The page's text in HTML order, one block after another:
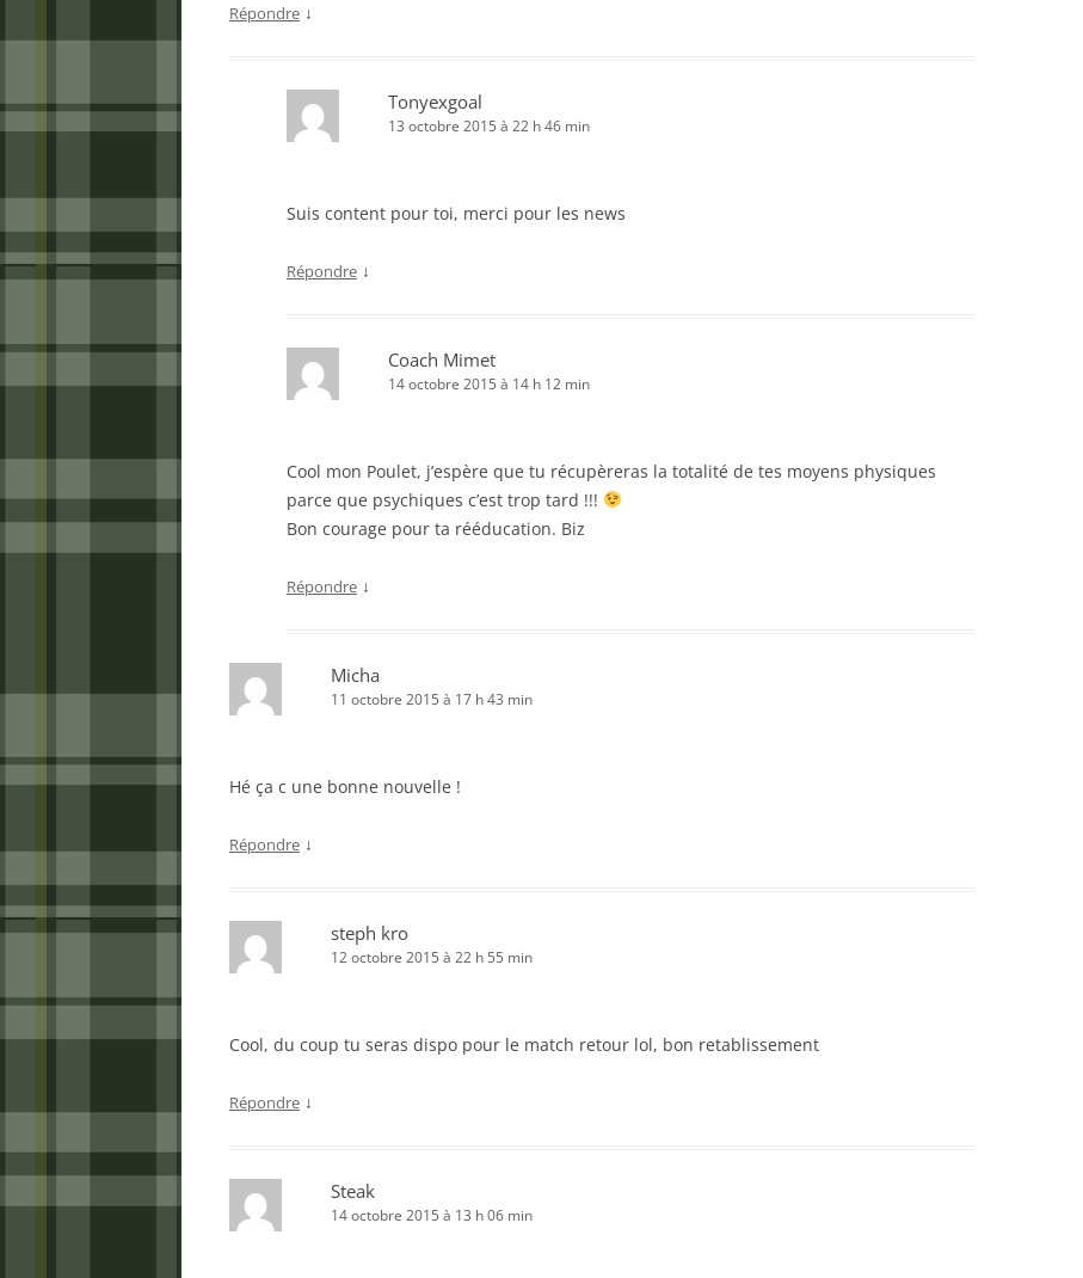
Répondre ↓
Tonyexgoal
13 octobre 2015 à 22 h 46 min
Suis content pour toi, merci pour les news
Répondre ↓
Coach Mimet
14 octobre 2015 à 14 h 12 min
Cool mon Poulet, j’espère que tu récupèreras la totalité de tes moyens physiques
parce que psychiques c’est trop tard !!!
Bon courage pour ta rééducation. Biz
Répondre ↓
Micha
11 octobre 2015 à 17 h 43 min
Hé ça c une bonne nouvelle !
Répondre ↓
steph kro
12 octobre 2015 à 22 h 55 min
Cool, du coup tu seras dispo pour le match retour lol, bon retablissement
Répondre ↓
Steak
14 octobre 2015 à 13 h 06 min